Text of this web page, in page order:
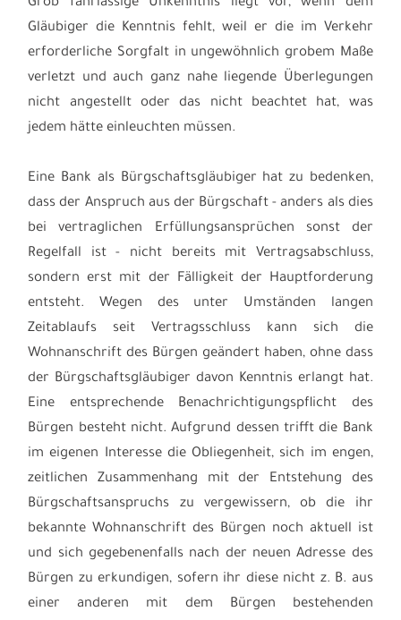
Gläubiger die Kenntnis fehlt, weil er die im Verkehr
erforderliche Sorgfalt in ungewöhnlich grobem Maße
verletzt und auch ganz nahe liegende Überlegungen
nicht angestellt oder das nicht beachtet hat, was
jedem hätte einleuchten müssen.
Eine Bank als Bürgschaftsgläubiger hat zu bedenken,
dass der Anspruch aus der Bürgschaft - anders als dies
bei vertraglichen Erfüllungsansprüchen sonst der
Regelfall ist - nicht bereits mit Vertragsabschluss,
sondern erst mit der Fälligkeit der Hauptforderung
entsteht. Wegen des unter Umständen langen
Zeitablaufs seit Vertragsschluss kann sich die
Wohnanschrift des Bürgen geändert haben, ohne dass
der Bürgschaftsgläubiger davon Kenntnis erlangt hat.
Eine entsprechende Benachrichtigungspflicht des
Bürgen besteht nicht. Aufgrund dessen trifft die Bank
im eigenen Interesse die Obliegenheit, sich im engen,
zeitlichen Zusammenhang mit der Entstehung des
Bürgschaftsanspruchs zu vergewissern, ob die ihr
bekannte Wohnanschrift des Bürgen noch aktuell ist
und sich gegebenenfalls nach der neuen Adresse des
Bürgen zu erkundigen, sofern ihr diese nicht z. B. aus
einer anderen mit dem Bürgen bestehenden